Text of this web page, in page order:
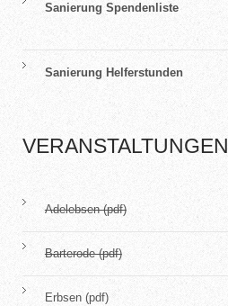
Sanierung Spendenliste
Sanierung Helferstunden
VERANSTALTUNGEN
Adelebsen (pdf)
Barterode (pdf)
Erbsen (pdf)